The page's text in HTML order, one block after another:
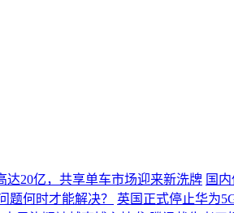
达20亿，共享单车市场迎来新洗牌 国
题何时才能解决？ 英国正式停止华为